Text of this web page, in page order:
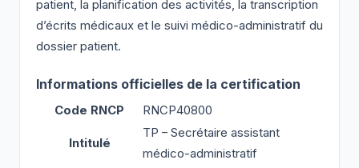
patient, la planification des activités, la transcription
d’écrits médicaux et le suivi médico-administratif du
dossier patient.
Informations officielles de la certification
Code RNCP RNCP40800
Intitulé
TP – Secrétaire assistant
médico-administratif